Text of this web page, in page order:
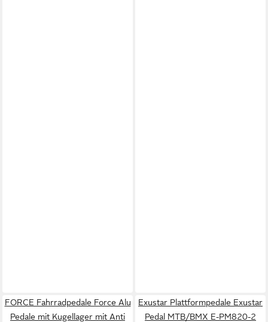
FORCE Fahrradpedale Force Alu
Pedale mit Kugellager mit Anti
Exustar Plattformpedale Exustar
Pedal MTB/BMX E-PM820-2